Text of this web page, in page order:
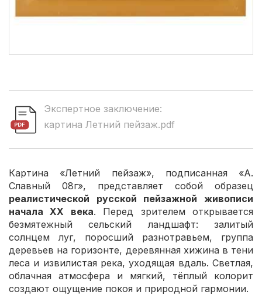
Экспертное заключение:
картина Летний пейзаж.pdf
Картина «Летний пейзаж», подписанная «А.
Славный 08г», представляет собой образец
реалистической русской пейзажной живописи
начала XX века. Перед зрителем открывается
безмятежный сельский ландшафт: залитый
солнцем луг, поросший разнотравьем, группа
деревьев на горизонте, деревянная хижина в тени
леса и извилистая река, уходящая вдаль. Светлая,
облачная атмосфера и мягкий, тёплый колорит
создают ощущение покоя и природной гармонии.